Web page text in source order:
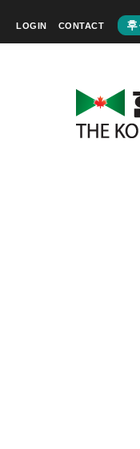
LOGIN CONTACT 후